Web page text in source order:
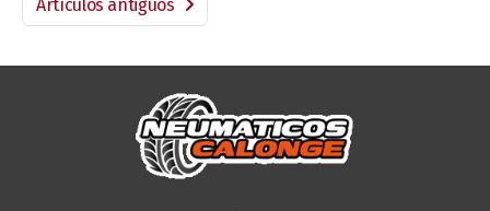
Artículos antiguos